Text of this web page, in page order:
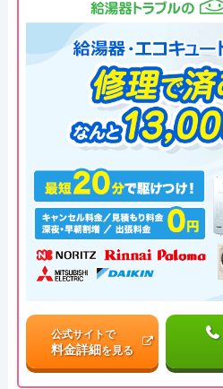
公式サイトで
料金詳細を見る